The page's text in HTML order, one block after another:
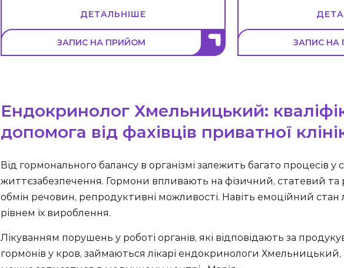
ДЕТАЛЬНІШЕ
ЗАПИС НА ПРИЙОМ ЗАПИС НА
Ендокринолог Хмельницький:
допомога від фахівців приватної
Від гормонального балансу в організмі залежить багато процесів у
життєзабезпечення. Гормони впливають на фізичний, статевий та
обмін речовин, репродуктивні можливості. Навіть емоційний
рівнем їх вироблення.
Лікуванням порушень у роботі органів, які відповідають за
гормонів у кров, займаються лікарі ендокринологи